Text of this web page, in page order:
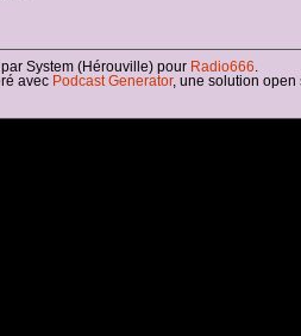
System (Hérouville) pour Radio666
avec Podcast Generator, une solution open